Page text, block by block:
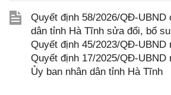
Quyết định 58/2026/QĐ-UBND
dân tỉnh Hà Tĩnh sửa đổi, bổ
Quyết định 45/2023/QĐ-UBND
Quyết định 17/2025/QĐ-UBND
Ủy ban nhân dân tỉnh Hà Tĩnh